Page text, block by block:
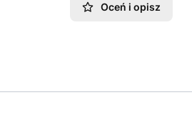
Oceń i opisz